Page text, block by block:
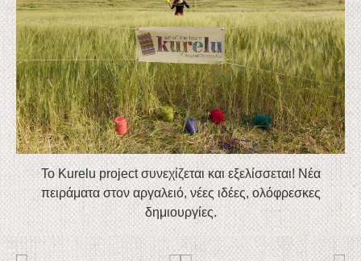
To Kurelu project συνεχίζεται και εξελίσσεται! Νέα
πειράματα στον αργαλειό, νέες ιδέες, ολόφρεσκες
δημιουργίες.